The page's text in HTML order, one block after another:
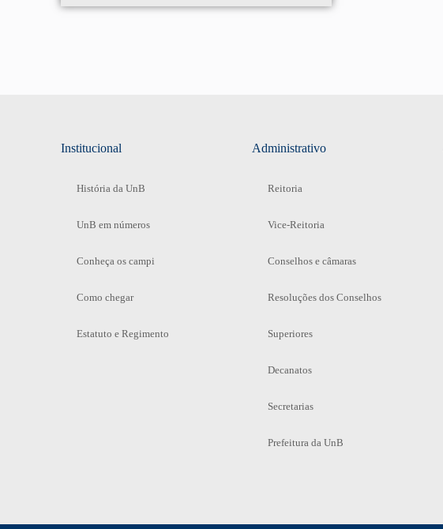
Institucional
História da UnB
UnB em números
Conheça os campi
Como chegar
Estatuto e Regimento
Administrativo
Reitoria
Vice-Reitoria
Conselhos e câmaras
Resoluções dos Conselhos
Superiores
Decanatos
Secretarias
Prefeitura da UnB